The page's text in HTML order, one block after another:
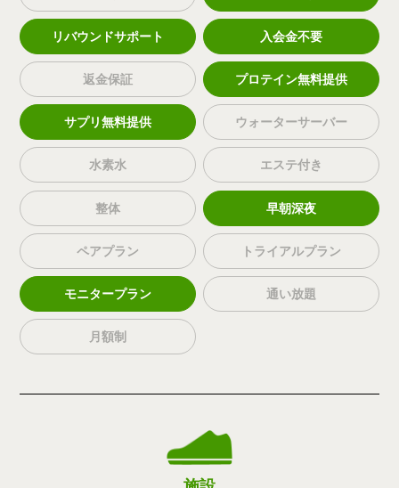
リバウンドサポート 入会金不要
返金保証 プロテイン無料提供
サプリ無料提供 ウォーターサーバー
水素水 エステ付き
整体 早朝深夜
ペアプラン トライアルプラン
モニタープラン 通い放題
月額制